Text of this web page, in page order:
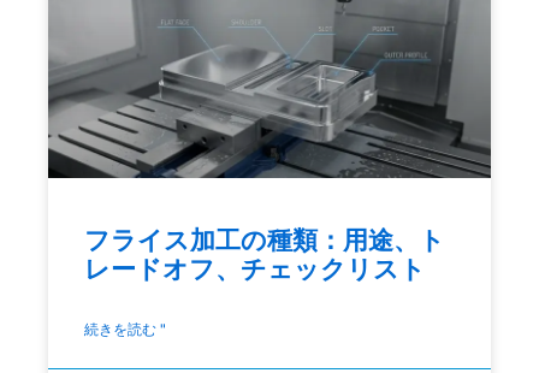
フライス加工の種類：用途、ト
レードオフ、チェックリスト
続きを読む "